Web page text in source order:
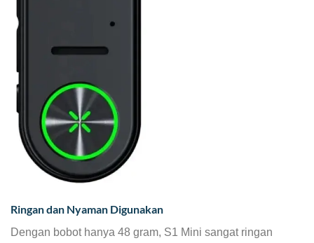
Ringan dan Nyaman Digunakan
Dengan bobot hanya 48 gram, S1 Mini sangat ringan